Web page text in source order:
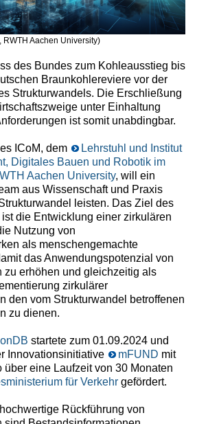
Aachen University)
des Bundes zum Kohleausstieg bis
Braunkohlereviere vor der
Strukturwandels. Die Erschließung
unter Einhaltung
ist somit unabdingbar.
ICoM, dem
Lehrstuhl und Institut
Digitales Bauen und Robotik im
Aachen University, will ein
aus Wissenschaft und Praxis
leisten. Das Ziel des
die Entwicklung einer zirkulären
Nutzung von
als menschengemachte
das Anwendungspotenzial von
zu erhöhen und gleichzeitig als
zirkulärer
den vom Strukturwandel betroffenen
zu dienen.
startete zum 01.09.2024 und
Innovationsinitiative
mFUND mit
über eine Laufzeit von 30 Monaten
für Verkehrgefördert.
Rückführung von